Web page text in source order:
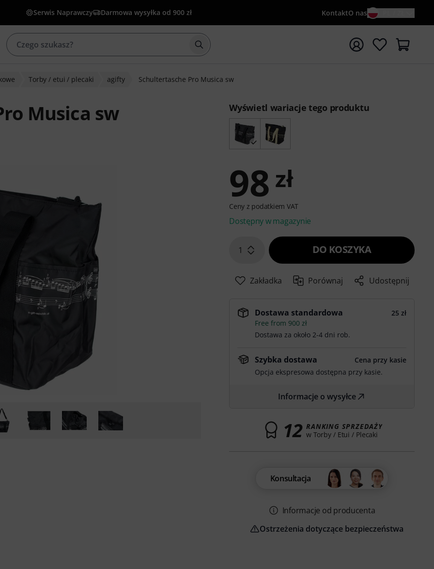
Serwis Naprawczy Darmowa wysyłka od 900 zł KontaktO nas
Rozpocznij wyszukiwanie od słowa kluczowego {searchTerm}
Torby / etui / plecaki agifty Schultertasche Pro Musica sw
Musica sw Wyświetl wariacje tego produktu
98 zł
Ceny z podatkiem VAT
Dostępny w magazynie
1 DO KOSZYKA
Zakładka Porównaj Udostępnij
Dostawa standardowa
25 zł
Free from 900 zł
Dostawa za około 2-4 dni rob.
Szybka dostawa
Cena przy kasie
Opcja ekspresowa dostępna przy kasie.
Informacje o wysyłce
12 RANKING SPRZEDAŻY
w Torby / Etui / Plecaki
Konsultacja
Informacje od producenta
Ostrzeżenia dotyczące bezpieczeństwa